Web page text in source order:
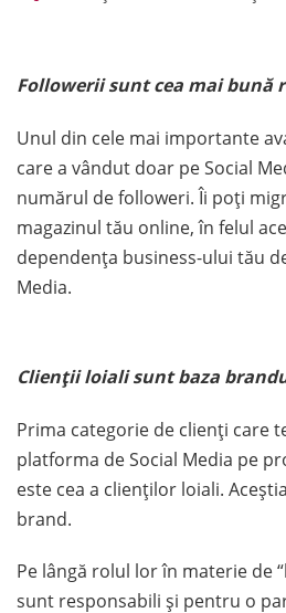
Followerii sunt cea mai bună
Unul din cele mai importante
care a vândut doar pe Social
numărul de followeri. Îi poți
magazinul tău online, în felul
dependența business-ului tău
Media.
Clienții loiali sunt baza
Prima categorie de clienți care
platforma de Social Media pe
este cea a clienților loiali.
brand.
Pe lângă rolul lor în materie de
sunt responsabili și pentru o